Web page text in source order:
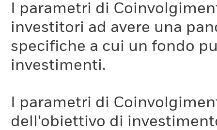
I parametri di
investitori ad avere una
specifiche a cui un fondo
investimenti.
I parametri di
dell'obiettivo di